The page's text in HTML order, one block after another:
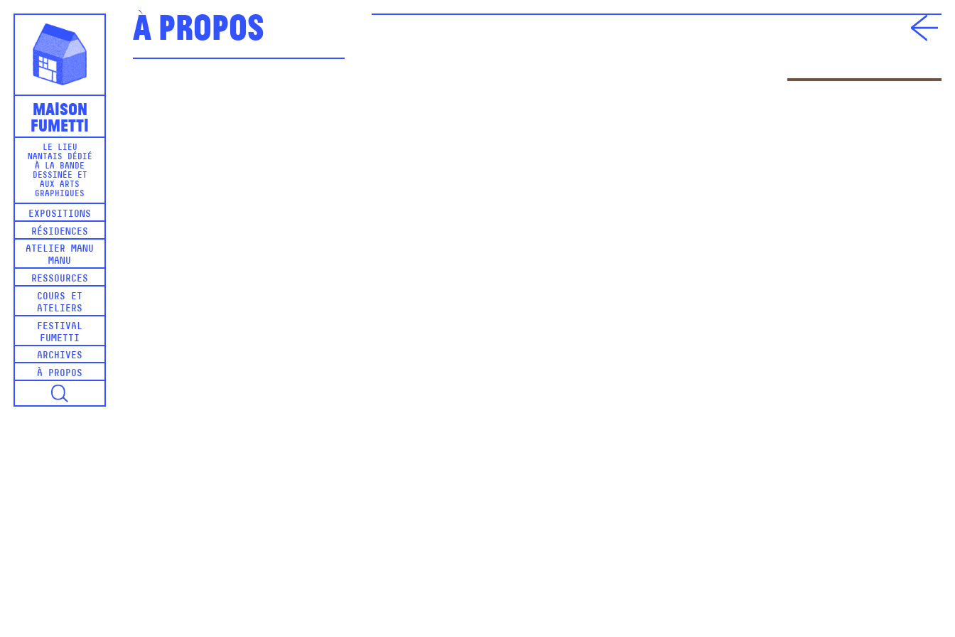
Maison
Fumetti
LE LIEU
NANTAIS DÉDIÉ
À LA BANDE
DESSINÉE ET
AUX ARTS
GRAPHIQUES
EXPOSITIONS
RÉSIDENCES
ATELIER MANU
MANU
RESSOURCES
COURS ET
ATELIERS
FESTIVAL
FUMETTI
ARCHIVES
À PROPOS
À propos